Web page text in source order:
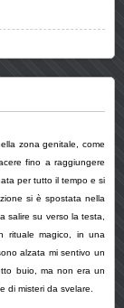
zona genitale, come
fino a raggiungere
per tutto il tempo e si
si è spostata nella
salire su verso la testa,
rituale magico, in una
alzata mi sentivo un
buio, ma non era un
di misteri da svelare.